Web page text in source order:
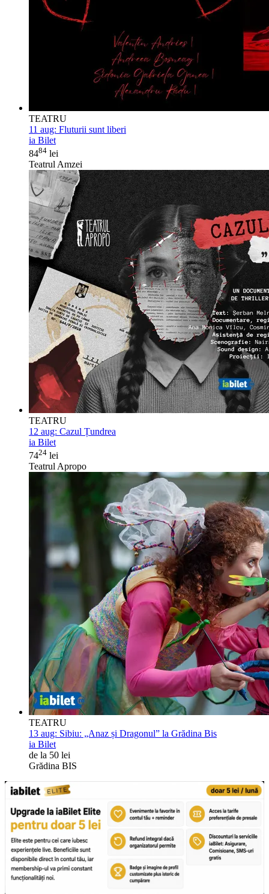
TEATRU
11 aug: Fluturii sunt liberi
ia Bilet
8484 lei
Teatrul Amzei
TEATRU
12 aug: Cazul Țundrea
ia Bilet
7424 lei
Teatrul Apropo
TEATRU
13 aug: Sibiu: „Anaz și Dragonul” la Grădina Bis
ia Bilet
de la 50 lei
Grădina BIS